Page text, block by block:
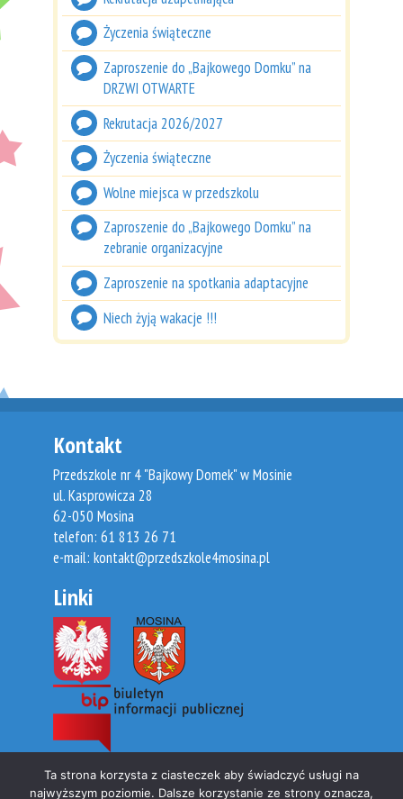
Życzenia świąteczne
Zaproszenie do „Bajkowego Domku” na
DRZWI OTWARTE
Rekrutacja 2026/2027
Życzenia świąteczne
Wolne miejsca w przedszkolu
Zaproszenie do „Bajkowego Domku” na
zebranie organizacyjne
Zaproszenie na spotkania adaptacyjne
Niech żyją wakacje !!!
Kontakt
Przedszkole nr 4 "Bajkowy Domek" w Mosinie
ul. Kasprowicza 28
62-050 Mosina
telefon: 61 813 26 71
e-mail: kontakt@przedszkole4mosina.pl
Linki
@2017 Przedszkole nr 4 Bajkowy Domek w Mosinie
Ta strona korzysta z ciasteczek aby świadczyć usługi na
najwyższym poziomie. Dalsze korzystanie ze strony oznacza,